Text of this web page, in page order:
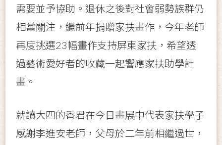
需要並予協助。退休之後對社會弱勢族群仍
相當關注，繼前年捐贈家扶畫作，今年老師
再度挑選23幅畫作支持屏東家扶，希望透
過藝術愛好者的收藏一起響應家扶助學計
畫。
就讀大四的香君在今日畫展中代表家扶學子
感謝李進安老師，父母於二年前相繼過世，